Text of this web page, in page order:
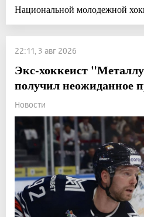
Национальной молодежной
22:11, 3 авг 2026
Экс-хоккеист
получил неожиданное
Новости